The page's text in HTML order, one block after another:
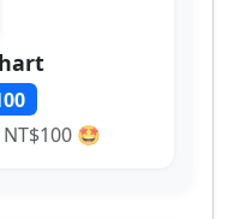
NT$100 🤩